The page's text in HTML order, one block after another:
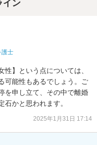
イン
護士
性】という点については、
可能性もあるでしょう。ご
を申し立て、その中で離婚
かと思われます。
2025年1月31日 17:14